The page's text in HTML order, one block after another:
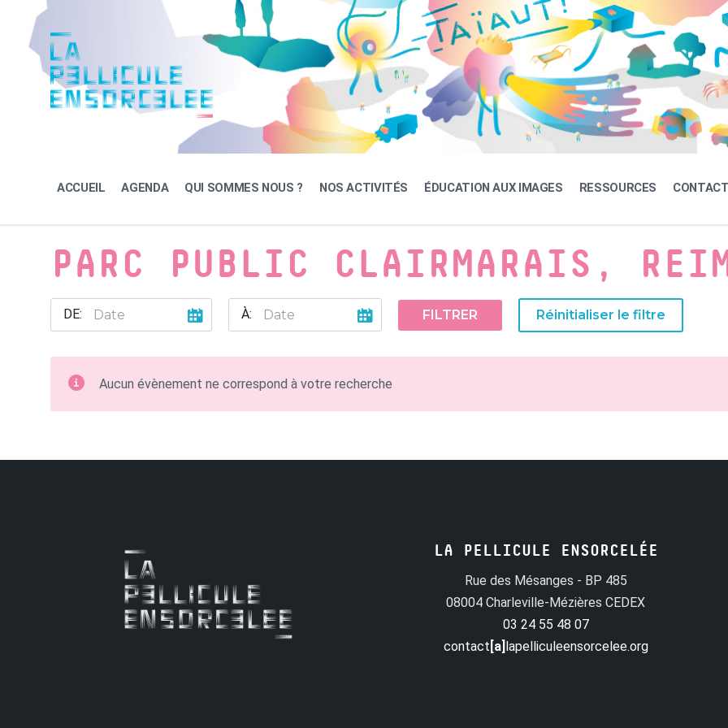
content
navigation
footer
ACCUEIL AGENDA QUI SOMMES NOUS ? NOS ACTIVITÉS ÉDUCATION AUX IMAGES RESSOURCES
PARC PUBLIC CLAIRMARAIS,
DE: À: FILTRER Réinitialiser le filtre
Aucun évènement ne correspond à votre recherche
LA PELLICULE ENSORCELÉE
Rue des Mésanges - BP 485
08004 Charleville-Mézières CEDEX
03 24 55 48 07
contact [a] lapelliculeensorcelee.org